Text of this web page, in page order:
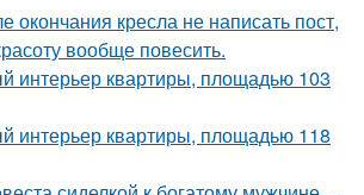
окончания кресла не написать пост,
вообще повесить.
интерьер квартиры, площадью 103
интерьер квартиры, площадью 118